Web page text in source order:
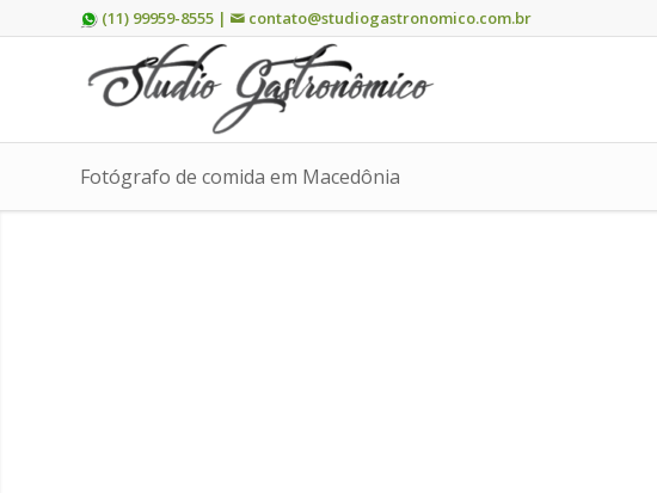
(11) 99959-8555 | contato@studiogastronomico.com.br
Fotógrafo de comida em Macedônia